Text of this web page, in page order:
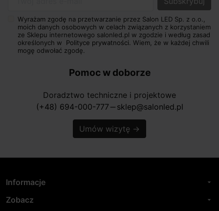
Wyrażam zgodę na przetwarzanie przez Salon LED Sp. z o.o.,
moich danych osobowych w celach związanych z korzystaniem
ze Sklepu internetowego salonled.pl w zgodzie i według zasad
określonych w Polityce prywatności. Wiem, że w każdej chwili
mogę odwołać zgodę.
Pomoc w doborze
Doradztwo techniczne i projektowe
(+48) 694-000-777 horizontal_rule sklep@salonled.pl
Umów wizytę →
Informacje arrow_drop_down
Zobacz arrow_drop_down